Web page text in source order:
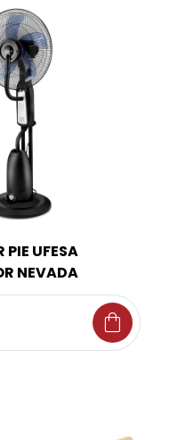
UFESA
NEVADA
shopping_bag